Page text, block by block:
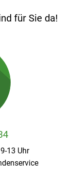
für Sie da!
13 Uhr